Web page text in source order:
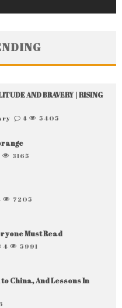
AND BRAVERY | RISING
4 5405
3165
7205
Must Read
4 5991
China, And Lessons In